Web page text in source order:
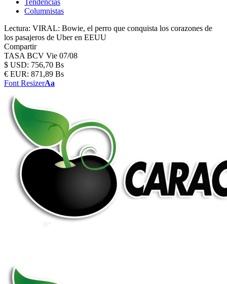
Tendencias
Columnistas
Lectura: VIRAL: Bowie, el perro que conquista los corazones de
los pasajeros de Uber en EEUU
Compartir
TASA BCV Vie 07/08
$ USD: 756,70 Bs
€ EUR: 871,89 Bs
Font ResizerAa